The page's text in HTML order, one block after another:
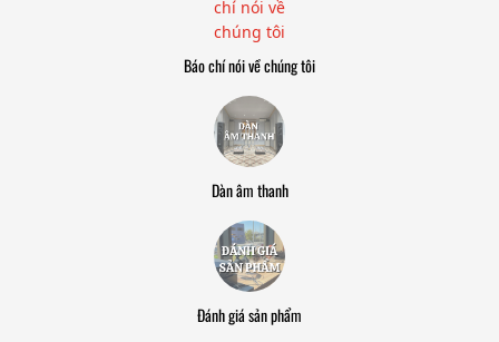
Báo chí nói về chúng tôi
Dàn âm thanh
Đánh giá sản phẩm